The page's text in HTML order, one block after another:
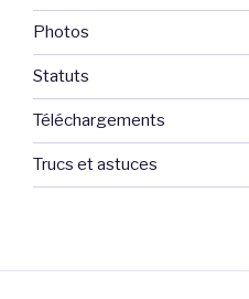
Photos
Statuts
Téléchargements
Trucs et astuces